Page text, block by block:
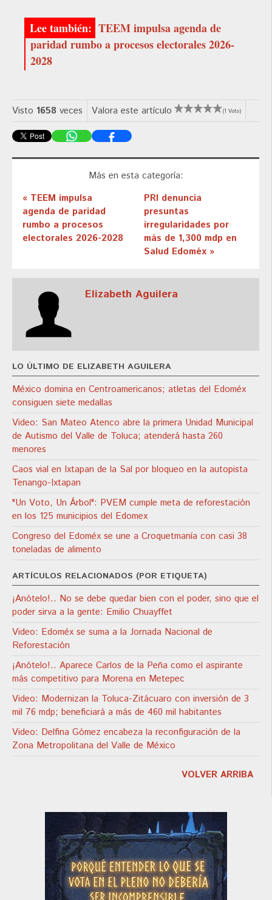
TEEM impulsa agenda de
paridad rumbo a procesos electorales 2026-
2028
Visto 1658 veces Valora este artículo (1 Voto)
Más en esta categoría:
« TEEM impulsa
agenda de paridad
rumbo a procesos
electorales 2026-2028
PRI denuncia
presuntas
irregularidades por
más de 1,300 mdp en
Salud Edoméx »
Elizabeth Aguilera
LO ÚLTIMO DE ELIZABETH AGUILERA
México domina en Centroamericanos; atletas del Edoméx
consiguen siete medallas
Video: San Mateo Atenco abre la primera Unidad Municipal
de Autismo del Valle de Toluca; atenderá hasta 260
menores
Caos vial en Ixtapan de la Sal por bloqueo en la autopista
Tenango-Ixtapan
"Un Voto, Un Árbol": PVEM cumple meta de reforestación
en los 125 municipios del Edomex
Congreso del Edoméx se une a Croquetmanía con casi 38
toneladas de alimento
ARTÍCULOS RELACIONADOS (POR ETIQUETA)
¡Anótelo!.. No se debe quedar bien con el poder, sino que el
poder sirva a la gente: Emilio Chuayffet
Video: Edoméx se suma a la Jornada Nacional de
Reforestación
¡Anótelo!.. Aparece Carlos de la Peña como el aspirante
más competitivo para Morena en Metepec
Video: Modernizan la Toluca-Zitácuaro con inversión de 3
mil 76 mdp; beneficiará a más de 460 mil habitantes
Video: Delfina Gómez encabeza la reconfiguración de la
Zona Metropolitana del Valle de México
VOLVER ARRIBA